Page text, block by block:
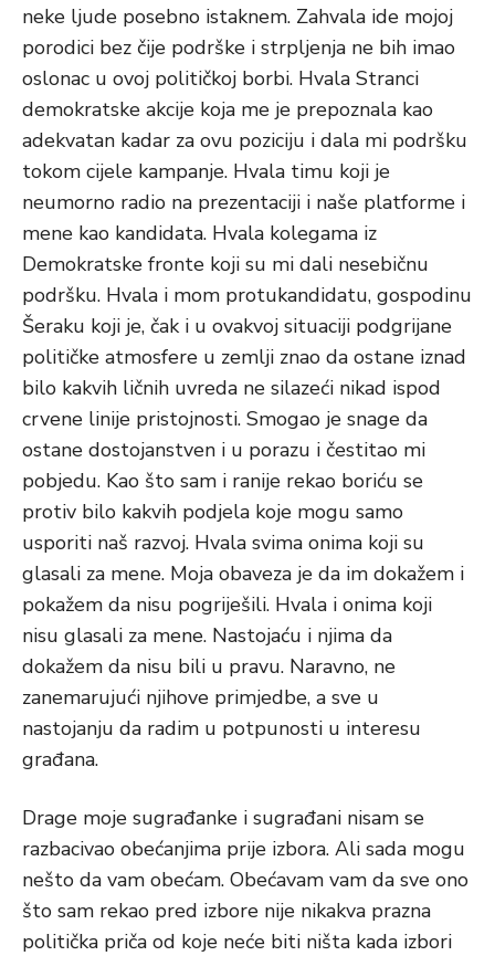
neke ljude posebno istaknem. Zahvala ide mojoj
porodici bez čije podrške i strpljenja ne bih imao
oslonac u ovoj političkoj borbi. Hvala Stranci
demokratske akcije koja me je prepoznala kao
adekvatan kadar za ovu poziciju i dala mi podršku
tokom cijele kampanje. Hvala timu koji je
neumorno radio na prezentaciji i naše platforme i
mene kao kandidata. Hvala kolegama iz
Demokratske fronte koji su mi dali nesebičnu
podršku. Hvala i mom protukandidatu, gospodinu
Šeraku koji je, čak i u ovakvoj situaciji podgrijane
političke atmosfere u zemlji znao da ostane iznad
bilo kakvih ličnih uvreda ne silazeći nikad ispod
crvene linije pristojnosti. Smogao je snage da
ostane dostojanstven i u porazu i čestitao mi
pobjedu. Kao što sam i ranije rekao boriću se
protiv bilo kakvih podjela koje mogu samo
usporiti naš razvoj. Hvala svima onima koji su
glasali za mene. Moja obaveza je da im dokažem i
pokažem da nisu pogriješili. Hvala i onima koji
nisu glasali za mene. Nastojaću i njima da
dokažem da nisu bili u pravu. Naravno, ne
zanemarujući njihove primjedbe, a sve u
nastojanju da radim u potpunosti u interesu
građana.
Drage moje sugrađanke i sugrađani nisam se
razbacivao obećanjima prije izbora. Ali sada mogu
nešto da vam obećam. Obećavam vam da sve ono
što sam rekao pred izbore nije nikakva prazna
politička priča od koje neće biti ništa kada izbori